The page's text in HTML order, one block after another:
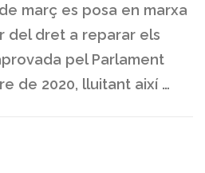
març es posa en marxa
del dret a reparar els
pel Parlament
de 2020, lluitant així …